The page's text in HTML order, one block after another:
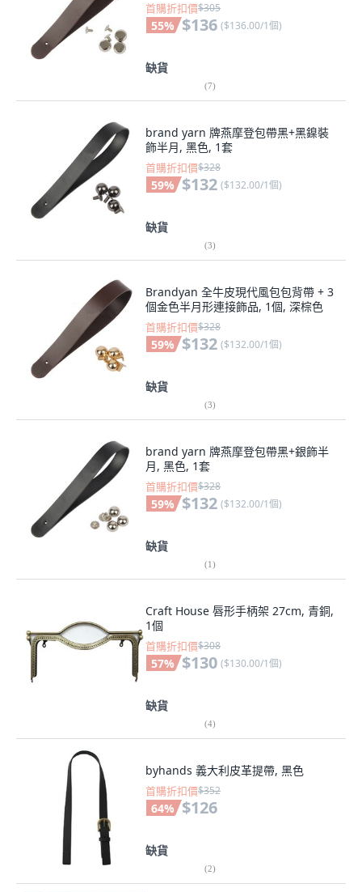
首購折扣價$305
55% $136 ($136.00/1個)
缺貨
(7)
brand yarn 牌燕摩登包帶黑+黑鎳裝
飾半月, 黑色, 1套
首購折扣價$328
59% $132 ($132.00/1個)
缺貨
(3)
Brandyan 全牛皮現代風包包背帶 + 3
個金色半月形連接飾品, 1個, 深棕色
首購折扣價$328
59% $132 ($132.00/1個)
缺貨
(3)
brand yarn 牌燕摩登包帶黑+銀飾半
月, 黑色, 1套
首購折扣價$328
59% $132 ($132.00/1個)
缺貨
(1)
Craft House 唇形手柄架 27cm, 青銅,
1個
首購折扣價$308
57% $130 ($130.00/1個)
缺貨
(4)
byhands 義大利皮革提帶, 黑色
首購折扣價$352
64% $126
缺貨
(2)